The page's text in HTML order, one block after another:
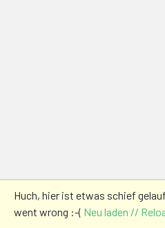
Huch, hier ist etwas schief
went wrong :-( Neu laden //